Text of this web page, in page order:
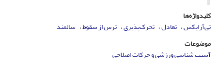
کلیدواژه‌ها
تی‌آر‌ایکس تعادل تحرک‌پذیری ترس از سقوط سالمند
موضوعات
آسیب شناسی ورزشی و حرکات اصلاحی